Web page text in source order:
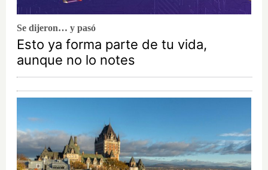
Se dijeron… y pasó
Esto ya forma parte de tu vida,
aunque no lo notes